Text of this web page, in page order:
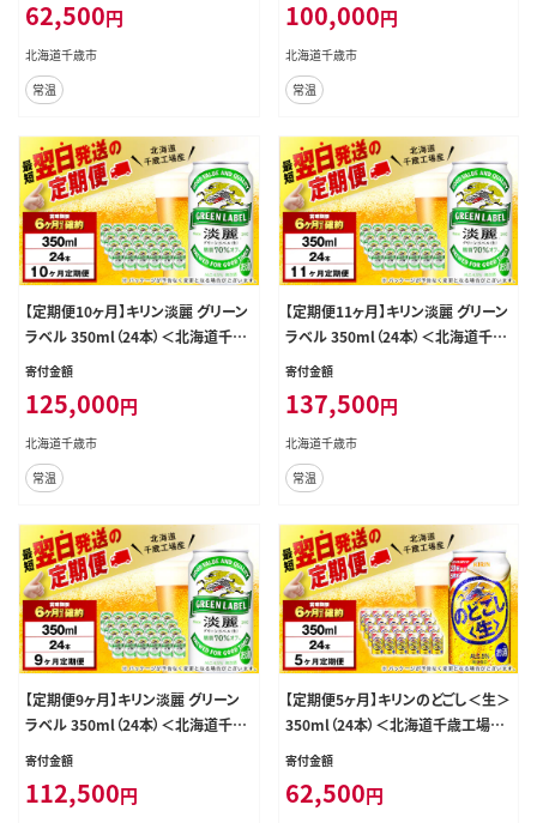
62,500円
北海道千歳市
常温
100,000円
北海道千歳市
常温
【定期便10ヶ月】キリン淡麗 グリーン
ラベル 350ml（24本）＜北海道千歳
工場産＞
寄付金額
125,000円
北海道千歳市
常温
【定期便11ヶ月】キリン淡麗 グリーン
ラベル 350ml（24本）＜北海道千歳
工場産＞
寄付金額
137,500円
北海道千歳市
常温
【定期便9ヶ月】キリン淡麗 グリーン
ラベル 350ml（24本）＜北海道千歳
工場産＞
寄付金額
112,500円
【定期便5ヶ月】キリンのどごし＜生＞
350ml（24本）＜北海道千歳工場産
寄付金額
62,500円